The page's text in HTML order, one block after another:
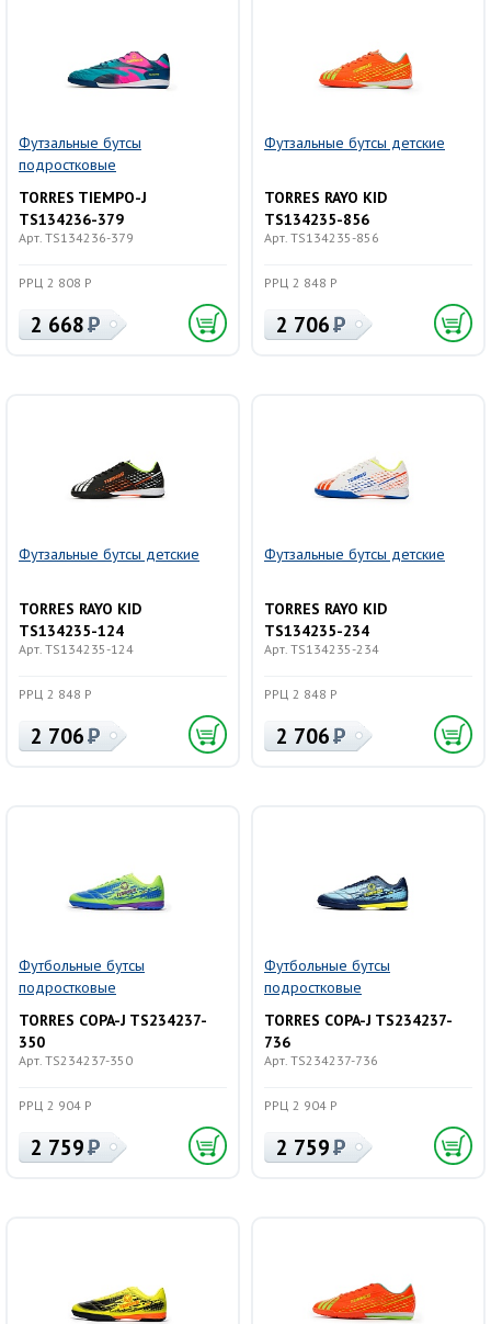
Футзальные бутсы
подростковые
TORRES TIEMPO-J
TS134236-379
Арт. TS134236-379
РРЦ 2 808 Р
2 668
Футзальные бутсы детские
TORRES RAYO KID
TS134235-856
Арт. TS134235-856
РРЦ 2 848 Р
2 706
Футзальные бутсы детские
TORRES RAYO KID
TS134235-124
Арт. TS134235-124
РРЦ 2 848 Р
2 706
Футзальные бутсы детские
TORRES RAYO KID
TS134235-234
Арт. TS134235-234
РРЦ 2 848 Р
2 706
Футбольные бутсы
подростковые
TORRES COPA-J TS234237-
350
Арт. TS234237-350
РРЦ 2 904 Р
2 759
Футбольные бутсы
подростковые
TORRES COPA-J TS234237-
736
Арт. TS234237-736
РРЦ 2 904 Р
2 759